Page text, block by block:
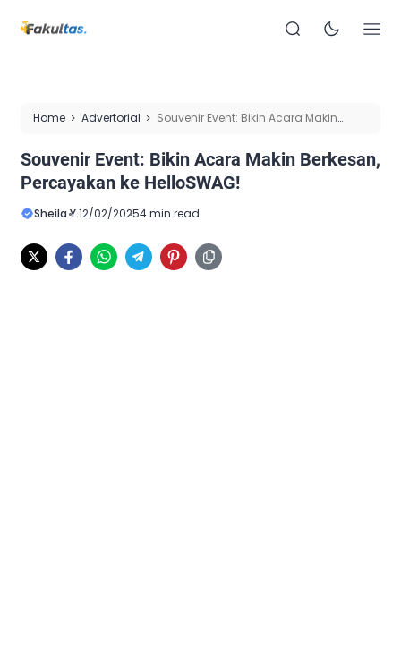
Home Advertorial
Souvenir Event: Bikin Acara Makin
Souvenir Event: Bikin Acara Makin Berkesan,
Percayakan ke HelloSWAG!
Sheila Y.12/02/20254 min read